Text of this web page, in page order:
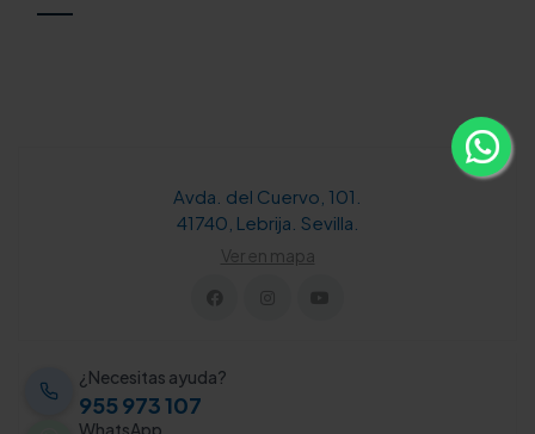
Avda. del Cuervo, 101.
41740, Lebrija. Sevilla.
Ver en mapa
¿Necesitas ayuda?
955 973 107
WhatsApp